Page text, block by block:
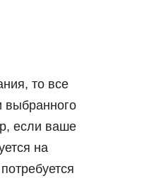
то все
выбранного
если ваше
на